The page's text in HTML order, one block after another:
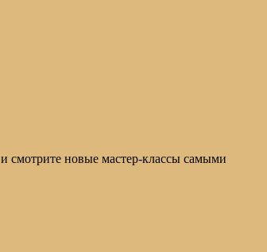
и смотрите новые мастер-классы самыми